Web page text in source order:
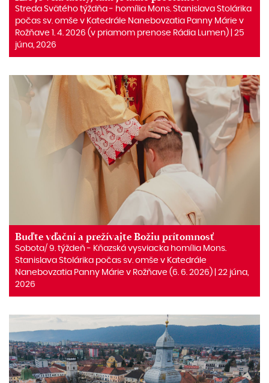
Streda Svätého týždňa ‒ homília Mons. Stanislava Stolárika
počas sv. omše v Katedrále Nanebovzatia Panny Márie v
Rožňave 1. 4. 2026 (v priamom prenose Rádia Lumen) | 25
júna, 2026
Buďte vďační a prežívajte Božiu prítomnosť
Sobota/ 9. týždeň ‒ Kňazská vysviacka homília Mons.
Stanislava Stolárika počas sv. omše v Katedrále
Nanebovzatia Panny Márie v Rožňave (6. 6. 2026) | 22 júna,
2026